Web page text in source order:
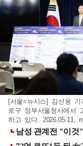
[서울=뉴시스] 김선웅
로구 정부서울청사에서
하고 있다. 2026.05.11.